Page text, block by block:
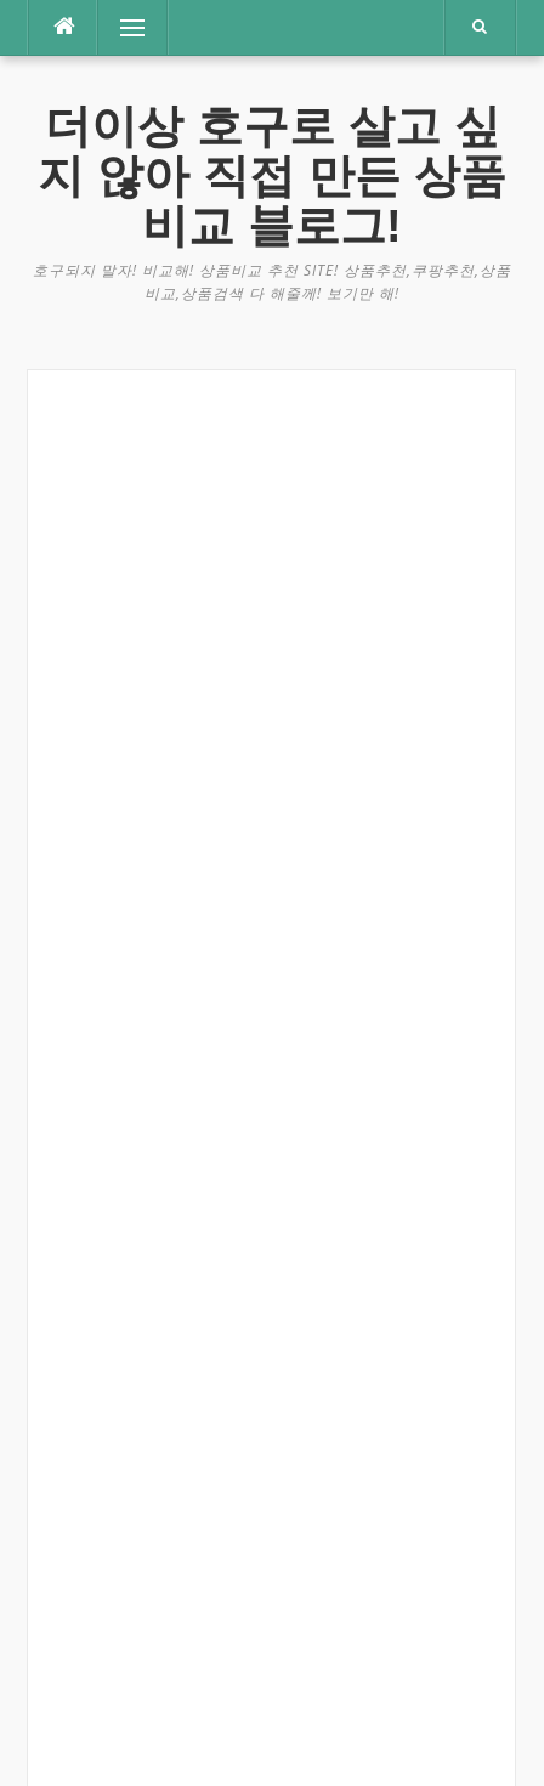
츠
메뉴
더이상 호구로 살고 싶
지 않아 직접 만든 상품
비교 블로그!
호구되지 말자! 비교해! 상품비교 추천 SITE! 상품추천,쿠팡추천,상품
비교,상품검색 다 해줄께! 보기만 해!